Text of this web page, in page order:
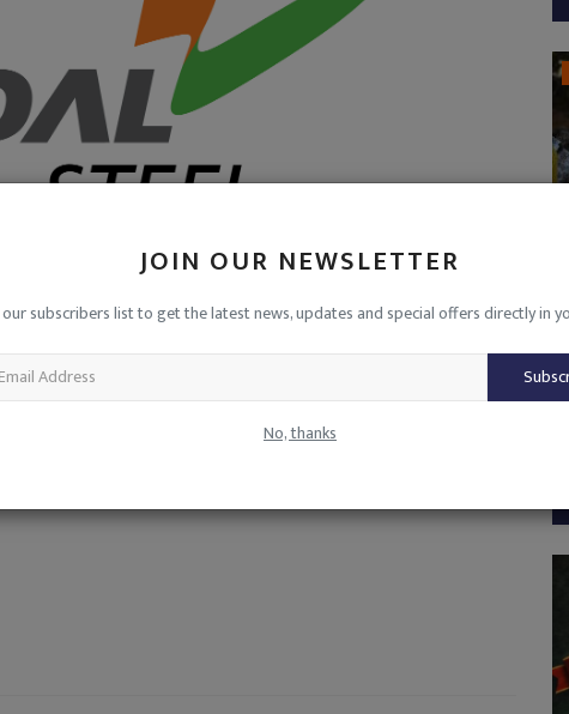
JOIN OUR NEWSLETTER
our subscribers list to get the latest news, updates and special offers directly in
No, thanks
Sukma
कलेक्टर देवेश कुमार ध्रुव ने किया संवेदनशील क्षेत्रों
का...
admin Nov 6, 2024 0 3292